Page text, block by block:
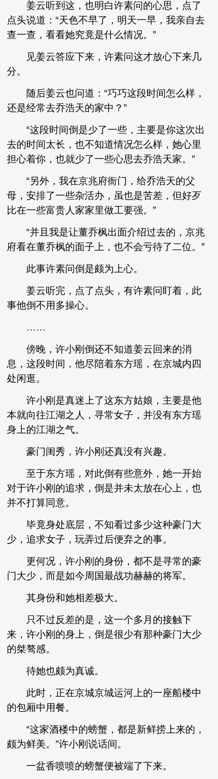
姜云听到这，也明白许素问的心思，点了
点头说道：“天色不早了，明天一早，我亲自去
查一查，看看她究竟是什么情况。”
见姜云答应下来，许素问这才放心下来几
分。
随后姜云也问道：“巧巧这段时间怎么样，
还是经常去乔浩天的家中？”
“这段时间倒是少了一些，主要是你这次出
去的时间太长，也不知道情况怎么样，她心里
担心着你，也就少了一些心思去乔浩天家。”
“另外，我在京兆府衙门，给乔浩天的父
母，安排了一些杂活办，虽也是苦差，但好歹
比在一些富贵人家家里做工要强。”
“并且我是让董乔枫出面介绍过去的，京兆
府看在董乔枫的面子上，也不会亏待了二位。”
此事许素问倒是颇为上心。
姜云听完，点了点头，有许素问盯着，此
事他倒不用多操心。
……
傍晚，许小刚倒还不知道姜云回来的消
息，这段时间，他尽陪着东方瑶，在京城内四
处闲逛。
许小刚是真迷上了这东方姑娘，主要是他
本就向往江湖之人，寻常女子，并没有东方瑶
身上的江湖之气。
豪门闺秀，许小刚还真没有兴趣。
至于东方瑶，对此倒有些意外，她一开始
对于许小刚的追求，倒是并未太放在心上，也
并不打算同意。
毕竟身处底层，不知看过多少这种豪门大
少，追求女子，玩弄过后便弃之的事。
更何况，许小刚的身份，都不是寻常的豪
门大少，而是如今周国最战功赫赫的将军。
其身份和她相差极大。
只不过反差的是，这一个多月的接触下
来，许小刚的身上，倒是很少有那种豪门大少
的桀骜感。
待她也颇为真诚。
此时，正在京城京城运河上的一座船楼中
的包厢中用餐。
“这家酒楼中的螃蟹，都是新鲜捞上来的，
颇为鲜美。”许小刚说话间。
一盆香喷喷的螃蟹便被端了下来。